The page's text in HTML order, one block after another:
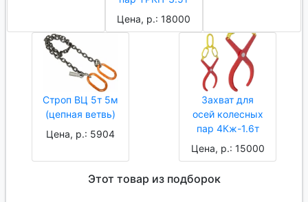
Цена, р.: 18000
Строп ВЦ 5т 5м
(цепная ветвь)
Цена, р.: 5904
Захват для
осей колесных
пар 4Кж-1.6т
Цена, р.: 15000
Этот товар из подборок